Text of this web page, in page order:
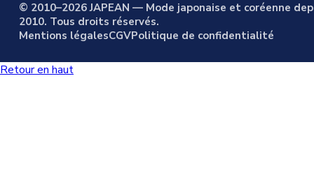
© 2010–2026 JAPEAN — Mode japonaise et coréenne
2010. Tous droits réservés.
Mentions légalesCGVPolitique de confidentialité
Retour en haut